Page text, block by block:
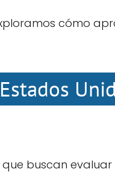
cómo
buscan